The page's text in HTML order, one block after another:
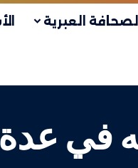
الصحافة العبرية
في